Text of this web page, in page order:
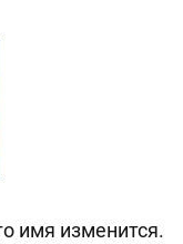
имя изменится.